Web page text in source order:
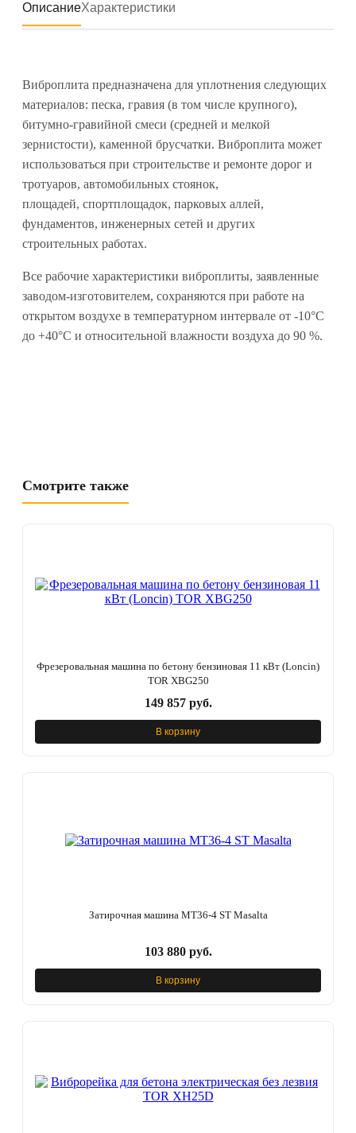
ОписаниеХарактеристики
Виброплита предназначена для уплотнения следующих
материалов: песка, гравия (в том числе крупного),
битумно-гравийной смеси (средней и мелкой
зернистости), каменной брусчатки. Виброплита может
использоваться при строительстве и ремонте дорог и
тротуаров, автомобильных стоянок,
площадей, спортплощадок, парковых аллей,
фундаментов, инженерных сетей и других
строительных работах.
Все рабочие характеристики виброплиты, заявленные
заводом-изготовителем, сохраняются при работе на
открытом воздухе в температурном интервале от -10°С
до +40°С и относительной влажности воздуха до 90 %.
Смотрите также
Фрезеровальная машина по бетону бензиновая 11 кВт (Loncin)
TOR XBG250
149 857 руб.
В корзину
Затирочная машина МТ36-4 ST Masalta
103 880 руб.
В корзину